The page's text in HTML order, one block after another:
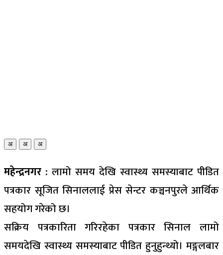
अ अ अ
महेन्द्रनगर : लामो समय देखि स्वास्थ्य समस्याबाट पीडित
पत्रकार सूजित सिनाललाई प्रेस सेन्टर कञ्चनपुरले आर्थिक
सहयोग गरेको छ।
सक्रिय पत्रकारिता गरिरहेका पत्रकार सिनाल लामो
समयदेखि स्वास्थ्य समस्याबाट पीडित हुनुहुन्थ्यो। मङ्गलबार